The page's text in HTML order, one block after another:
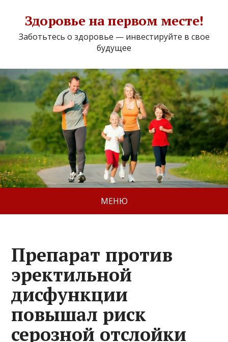
Здоровье на первом месте!
Заботьтесь о здоровье — инвестируйте в свое
будущее
МЕНЮ
Препарат против
эректильной
дисфункции
повышал риск
серозной отслойки